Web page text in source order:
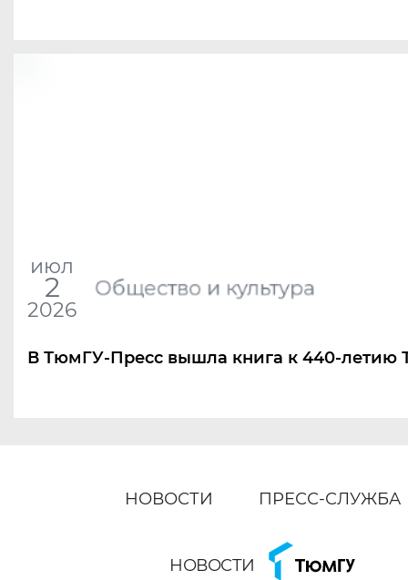
июл
2
2026
Общество и культура
В ТюмГУ-Пресс вышла книга к 440-летию
НОВОСТИ ПРЕСС-СЛУЖБА
НОВОСТИ